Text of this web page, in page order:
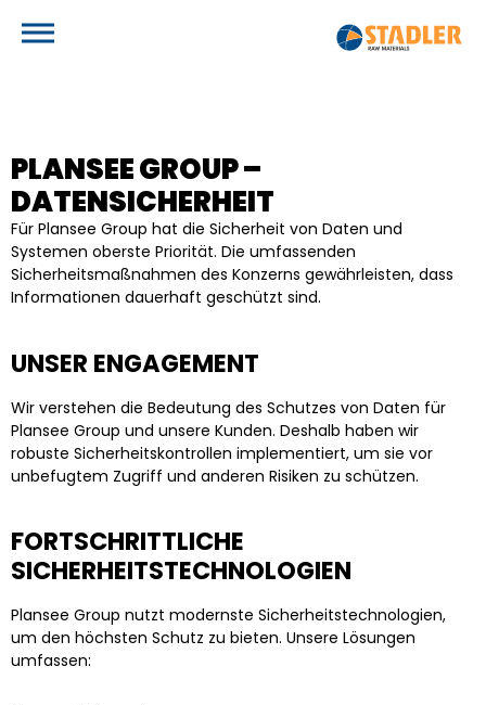
METALLE
ÜBERBLICK
HARTMETALL / WOLFRAMLEGIERUNGEN
NICKELLEGIERUNGEN
TITANLEGIERUNGEN
FERROLEGIERUNGEN
REINMETALLE UND DEREN LEGIERUNGEN
EDELSTAHL
NE-METALLE
UNTERNEHMEN
KARRIERE
OFFENE STELLEN
KONTAKT
PLANSEE GROUP –
DATENSICHERHEIT
Für Plansee Group hat die Sicherheit von Daten und
Systemen oberste Priorität. Die umfassenden
Sicherheitsmaßnahmen des Konzerns gewährleisten, dass
Informationen dauerhaft geschützt sind.
UNSER ENGAGEMENT
Wir verstehen die Bedeutung des Schutzes von Daten für
Plansee Group und unsere Kunden. Deshalb haben wir
robuste Sicherheitskontrollen implementiert, um sie vor
unbefugtem Zugriff und anderen Risiken zu schützen.
FORTSCHRITTLICHE
SICHERHEITSTECHNOLOGIEN
Plansee Group nutzt modernste Sicherheitstechnologien,
um den höchsten Schutz zu bieten. Unsere Lösungen
umfassen: